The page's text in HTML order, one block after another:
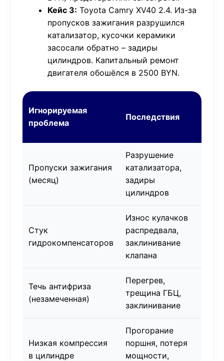
Кейс 3: Toyota Camry XV40 2.4. Из-за
пропусков зажигания разрушился
катализатор, кусочки керамики
засосали обратно – задиры
цилиндров. Капитальный ремонт
двигателя обошёлся в 2500 BYN.
Игнорируемая
проблема
Последствия
Пропуски зажигания
(месяц)
Разрушение
катализатора,
задиры
цилиндров
Стук
гидрокомпенсаторов
Износ кулачков
распредвала,
заклинивание
клапана
Течь антифриза
(незамеченная)
Перегрев,
трещина ГБЦ,
заклинивание
Низкая компрессия
в цилиндре
Прогорание
поршня, потеря
мощности,